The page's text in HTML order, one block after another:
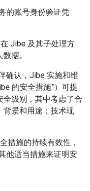
的账号身份验证凭
Jibe 及其子处理方
据。
确认，Jibe 实施和维
的安全措施”）可提
级别，其中考虑了合
背景和用途；技术现
措施的持续有效性，
他适当措施来证明安